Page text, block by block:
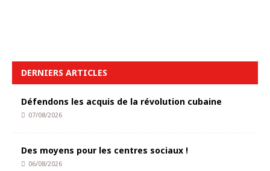
DERNIERS ARTICLES
Défendons les acquis de la révolution cubaine
07/08/2026
Des moyens pour les centres sociaux !
06/08/2026